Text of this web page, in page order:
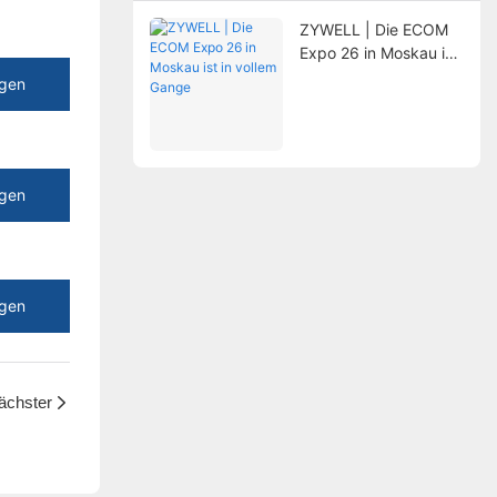
ZYWELL | Die ECOM
Expo 26 in Moskau ist